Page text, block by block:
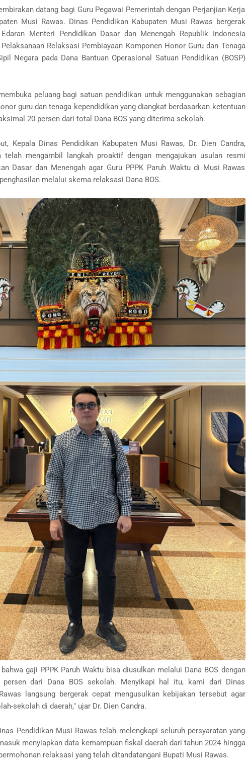
datang bagi Guru Pegawai Pemerintah dengan Perjanjian Kerja
Musi Rawas. Dinas Pendidikan Kabupaten Musi Rawas bergerak
Menteri Pendidikan Dasar dan Menengah Republik Indonesia
Relaksasi Pembiayaan Komponen Honor Guru dan Tenaga
Negara pada Dana Bantuan Operasional Satuan Pendidikan (BOSP)
peluang bagi satuan pendidikan untuk menggunakan sebagian
guru dan tenaga kependidikan yang diangkat berdasarkan ketentuan
20 persen dari total Dana BOS yang diterima sekolah.
Kepala Dinas Pendidikan Kabupaten Musi Rawas, Dr. Dien Candra,
telah mengambil langkah proaktif dengan mengajukan usulan resmi
Dasar dan Menengah agar Guru PPPK Paruh Waktu di Musi Rawas
melalui skema relaksasi Dana BOS.
gaji PPPK Paruh Waktu bisa diusulkan melalui Dana BOS dengan
dari Dana BOS sekolah. Menyikapi hal itu, kami dari Dinas
langsung bergerak cepat mengusulkan kebijakan tersebut agar
sekolah di daerah," ujar Dr. Dien Candra.
Pendidikan Musi Rawas telah melengkapi seluruh persyaratan yang
menyiapkan data kemampuan fiskal daerah dari tahun 2024 hingga
relaksasi yang telah ditandatangani Bupati Musi Rawas.‎